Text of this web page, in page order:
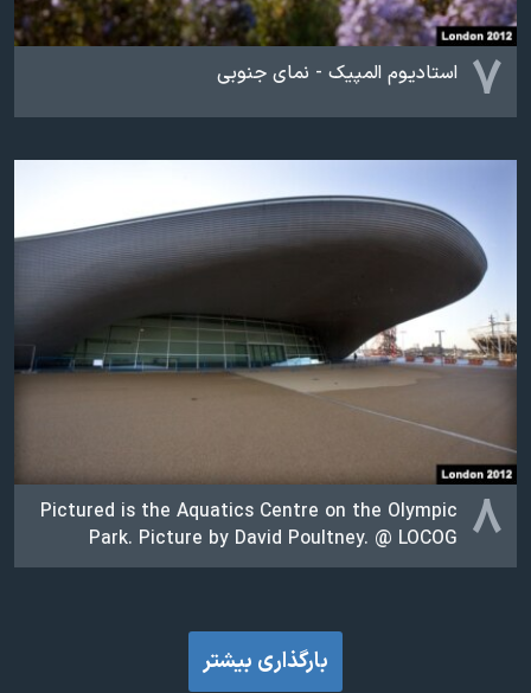
۷ استادیوم المپیک - نمای جنوبی
۸ Pictured is the Aquatics Centre on the Olympic
Park. Picture by David Poultney. @ LOCOG
بارگذاری بیشتر